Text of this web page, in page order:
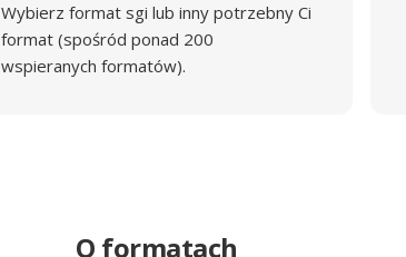
Wybierz format sgi lub inny potrzebny Ci
format (spośród ponad 200
wspieranych formatów).
O formatach